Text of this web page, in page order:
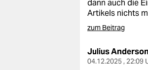
dann auch die
Artikels nichts
zum Beitrag
Julius
04.12.2025 , 22:09